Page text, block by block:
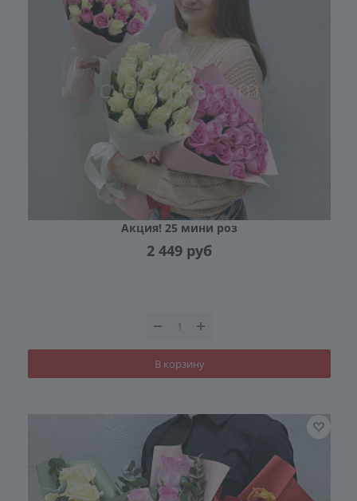
Акция! 25 мини роз
2 449 руб
В корзину